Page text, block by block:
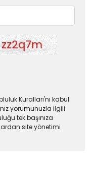
Kuralları'nı kabul
yorumunuzla ilgili
tek başınıza
site yönetimi